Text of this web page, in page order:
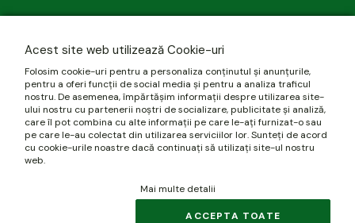
Acest site web utilizează Cookie-uri
Folosim cookie-uri pentru a personaliza conținutul și anunțurile,
pentru a oferi funcții de social media și pentru a analiza traficul
nostru. De asemenea, împărtășim informații despre utilizarea site-
ului nostru cu partenerii noștri de socializare, publicitate și analiză,
care îl pot combina cu alte informații pe care le-ați furnizat-o sau
pe care le-au colectat din utilizarea serviciilor lor. Sunteți de acord
cu cookie-urile noastre dacă continuați să utilizați site-ul nostru
web.
Mai multe detalii
ACCEPTA TOATE